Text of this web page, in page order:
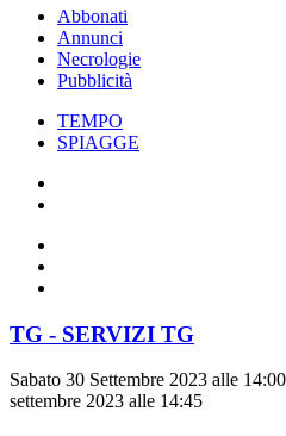
Abbonati
Annunci
Necrologie
Pubblicità
TEMPO
SPIAGGE
TG - SERVIZI TG
Sabato 30 Settembre 2023 alle
settembre 2023 alle 14:45